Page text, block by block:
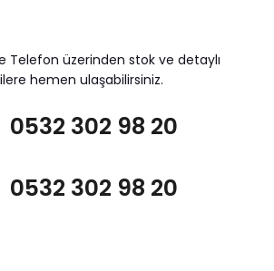
Telefon üzerinden stok ve detaylı
hemen ulaşabilirsiniz.
0532 302 98 20
0532 302 98 20